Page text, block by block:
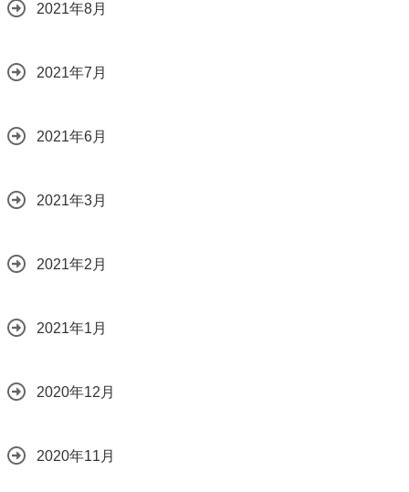
2021年8月
2021年7月
2021年6月
2021年3月
2021年2月
2021年1月
2020年12月
2020年11月